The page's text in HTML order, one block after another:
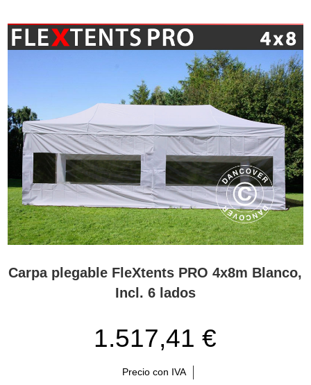
Carpa plegable FleXtents PRO 4x8m Blanco,
Incl. 6 lados
1.517,41 €
Precio con IVA